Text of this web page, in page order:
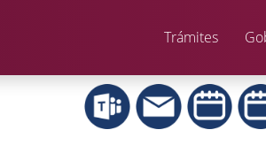
Trámites